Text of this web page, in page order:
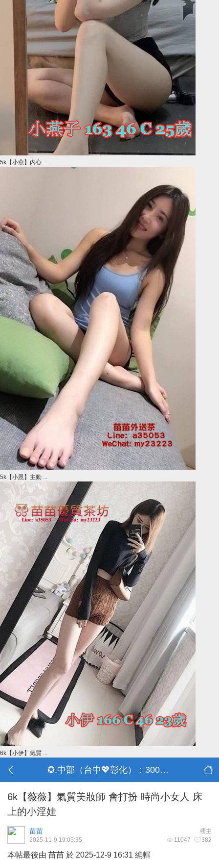
5k【小燕】內心 ...
5k【小恩】主動 ...
6k【小伊】氣質 ...
✪.中部（台中💖彰化）：3000-30000
6k【薇薇】氣質美妝師 會打扮 時尚小女人 床
上的小淫娃
楼主
苗苗
11047 382
2025-11-9 19:05:35
本帖最後由 苗苗 於 2025-12-9 16:31 編輯